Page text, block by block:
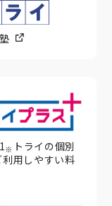
※ トライの個別
用しやすい料